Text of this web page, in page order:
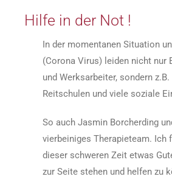
Hilfe in der Not !
In der momentanen Situation
(Corona Virus) leiden nicht nur
und Werksarbeiter, sondern z.B.
Reitschulen und viele soziale
So auch Jasmin Borcherding
vierbeiniges Therapieteam. Ich
dieser schweren Zeit etwas
zur Seite stehen und helfen zu